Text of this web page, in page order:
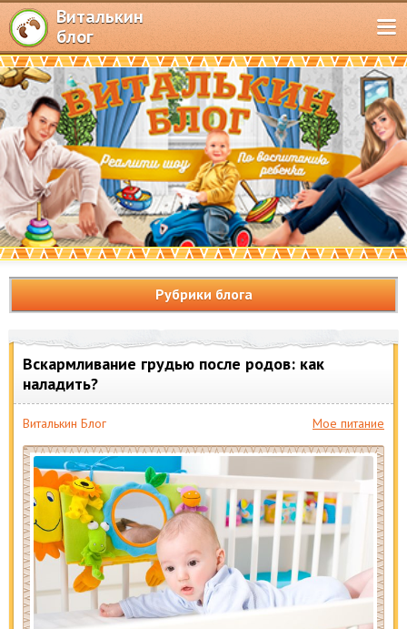
Виталькин
блог
Рубрики блога
Вскармливание грудью после родов: как
наладить?
Виталькин Блог Мое питание